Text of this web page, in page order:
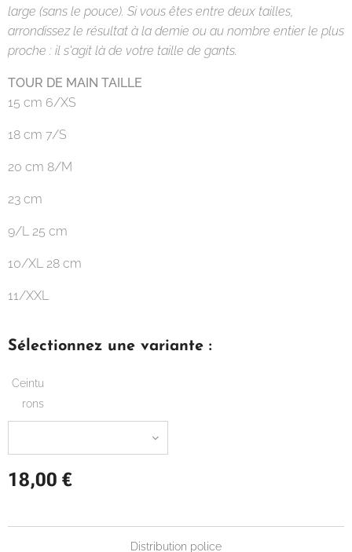
large (sans le pouce). Si vous êtes entre deux tailles,
arrondissez le résultat à la demie ou au nombre entier le plus
proche : il s'agit là de votre taille de gants.
TOUR DE MAIN TAILLE
15 cm 6/XS
18 cm 7/S
20 cm 8/M
23 cm
9/L 25 cm
10/XL 28 cm
11/XXL
Sélectionnez une variante :
Ceintu
rons
18,00 €
Distribution police